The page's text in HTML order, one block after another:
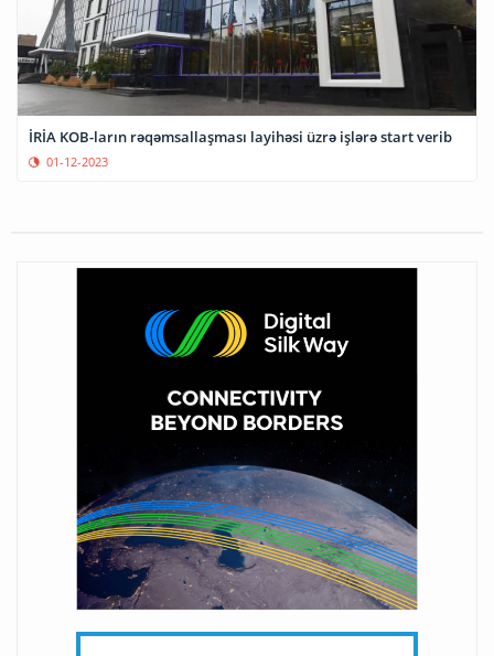
İRİA KOB-ların rəqəmsallaşması layihəsi üzrə işlərə start verib
01-12-2023